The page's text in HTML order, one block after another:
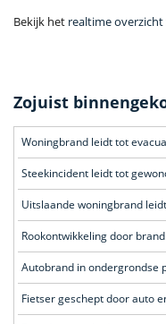
Bekijk het realtime
Zojuist
Steekincident leidt tot
Uitslaande woningbrand
Rookontwikkeling door
Autobrand in ondergrondse
Fietser geschept door auto